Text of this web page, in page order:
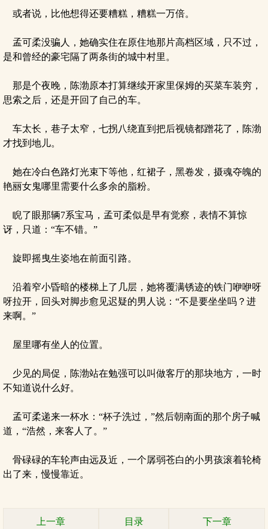
或者说，比他想得还要糟糕，糟糕一万倍。
孟可柔没骗人，她确实住在原住地那片高档区域，只不过，
是和曾经的豪宅隔了两条街的城中村里。
那是个夜晚，陈渤原本打算继续开家里保姆的买菜车装穷，
思索之后，还是开回了自己的车。
车太长，巷子太窄，七拐八绕直到把后视镜都蹭花了，陈渤
才找到地儿。
她在冷白色路灯光束下等他，红裙子，黑卷发，摄魂夺魄的
艳丽女鬼哪里需要什么多余的脂粉。
睨了眼那辆7系宝马，孟可柔似是早有觉察，表情不算惊
讶，只道：“车不错。”
旋即摇曳生姿地在前面引路。
沿着窄小昏暗的楼梯上了几层，她将覆满锈迹的铁门咿咿呀
呀拉开，回头对脚步愈见迟疑的男人说：“不是要坐坐吗？进
来啊。”
屋里哪有坐人的位置。
少见的局促，陈渤站在勉强可以叫做客厅的那块地方，一时
不知道说什么好。
孟可柔递来一杯水：“杯子洗过，”然后朝南面的那个房子喊
道，“浩然，来客人了。”
骨碌碌的车轮声由远及近，一个孱弱苍白的小男孩滚着轮椅
出了来，慢慢靠近。
上一章 目录 下一章